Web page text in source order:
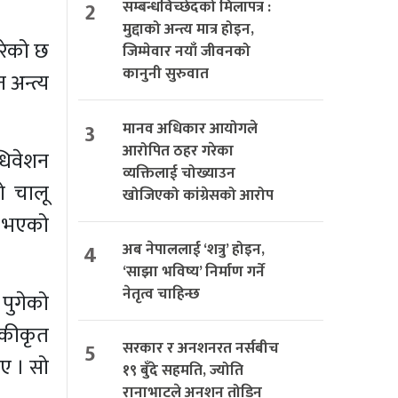
छ
चालू
भएको
। सो
2
सम्बन्धविच्छेदको मिलापत्र :
मुद्दाको अन्त्य मात्र होइन,
जिम्मेवार नयाँ जीवनको
कानुनी सुरुवात
3
मानव अधिकार आयोगले
आरोपित ठहर गरेका
व्यक्तिलाई चोख्याउन
खोजिएको कांग्रेसको आरोप
4
अब नेपाललाई ‘शत्रु’ होइन,
‘साझा भविष्य’ निर्माण गर्ने
नेतृत्व चाहिन्छ
5
सरकार र अनशनरत नर्सबीच
१९ बुँदे सहमति, ज्योति
रानाभाटले अनशन तोडिन्